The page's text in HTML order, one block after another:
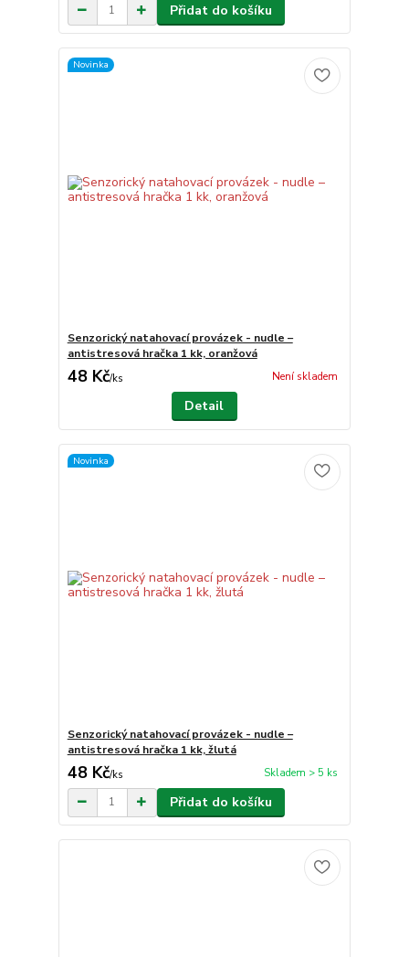
Přidat do košíku
Novinka
Senzorický natahovací provázek - nudle –
antistresová hračka 1 kk, oranžová
48 Kč/ks Není skladem
Detail
Novinka
Senzorický natahovací provázek - nudle –
antistresová hračka 1 kk, žlutá
48 Kč/ks Skladem > 5 ks
Přidat do košíku